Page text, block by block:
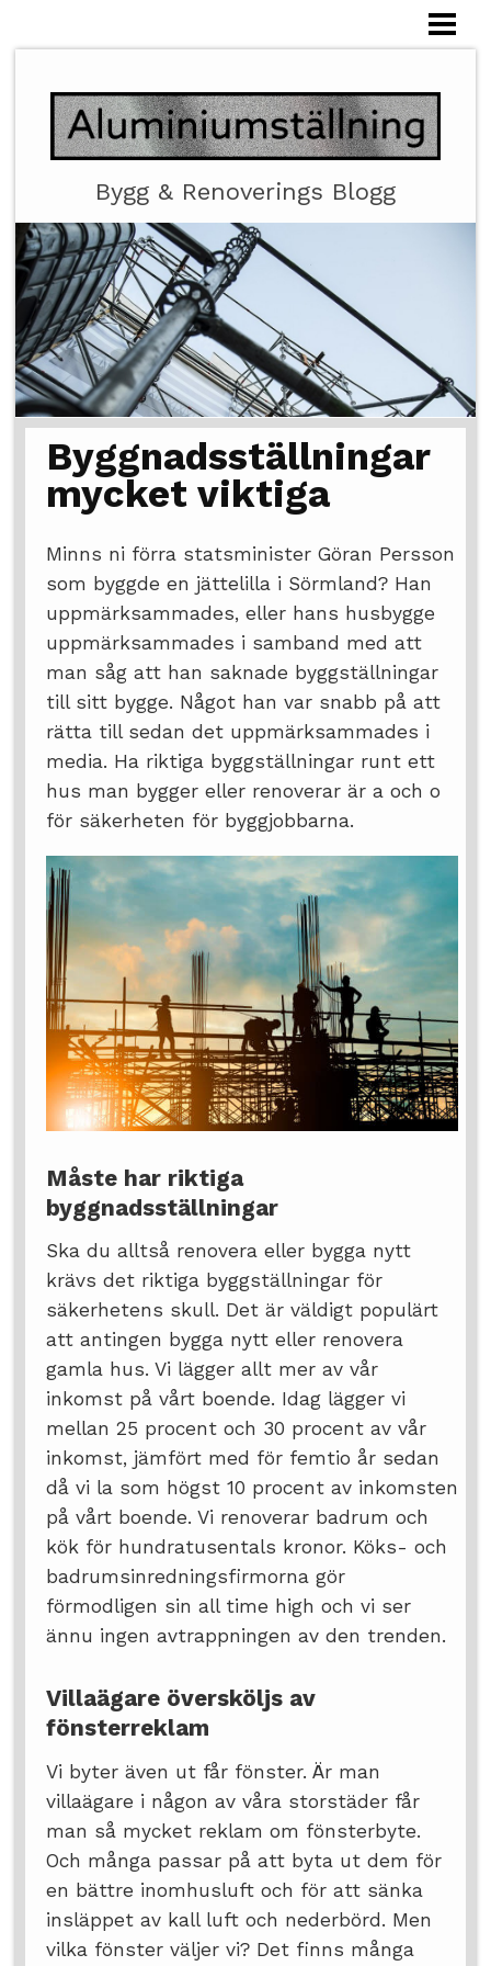
Bygg & Renoverings Blogg
Byggnadsställningar
mycket viktiga
Minns ni förra statsminister Göran Persson
som byggde en jättelilla i Sörmland? Han
uppmärksammades, eller hans husbygge
uppmärksammades i samband med att
man såg att han saknade byggställningar
till sitt bygge. Något han var snabb på att
rätta till sedan det uppmärksammades i
media. Ha riktiga byggställningar runt ett
hus man bygger eller renoverar är a och o
för säkerheten för byggjobbarna.
Måste har riktiga
byggnadsställningar
Ska du alltså renovera eller bygga nytt
krävs det riktiga byggställningar för
säkerhetens skull. Det är väldigt populärt
att antingen bygga nytt eller renovera
gamla hus. Vi lägger allt mer av vår
inkomst på vårt boende. Idag lägger vi
mellan 25 procent och 30 procent av vår
inkomst, jämfört med för femtio år sedan
då vi la som högst 10 procent av inkomsten
på vårt boende. Vi renoverar badrum och
kök för hundratusentals kronor. Köks- och
badrumsinredningsfirmorna gör
förmodligen sin all time high och vi ser
ännu ingen avtrappningen av den trenden.
Villaägare översköljs av
fönsterreklam
Vi byter även ut får fönster. Är man
villaägare i någon av våra storstäder får
man så mycket reklam om fönsterbyte.
Och många passar på att byta ut dem för
en bättre inomhusluft och för att sänka
insläppet av kall luft och nederbörd. Men
vilka fönster väljer vi? Det finns många